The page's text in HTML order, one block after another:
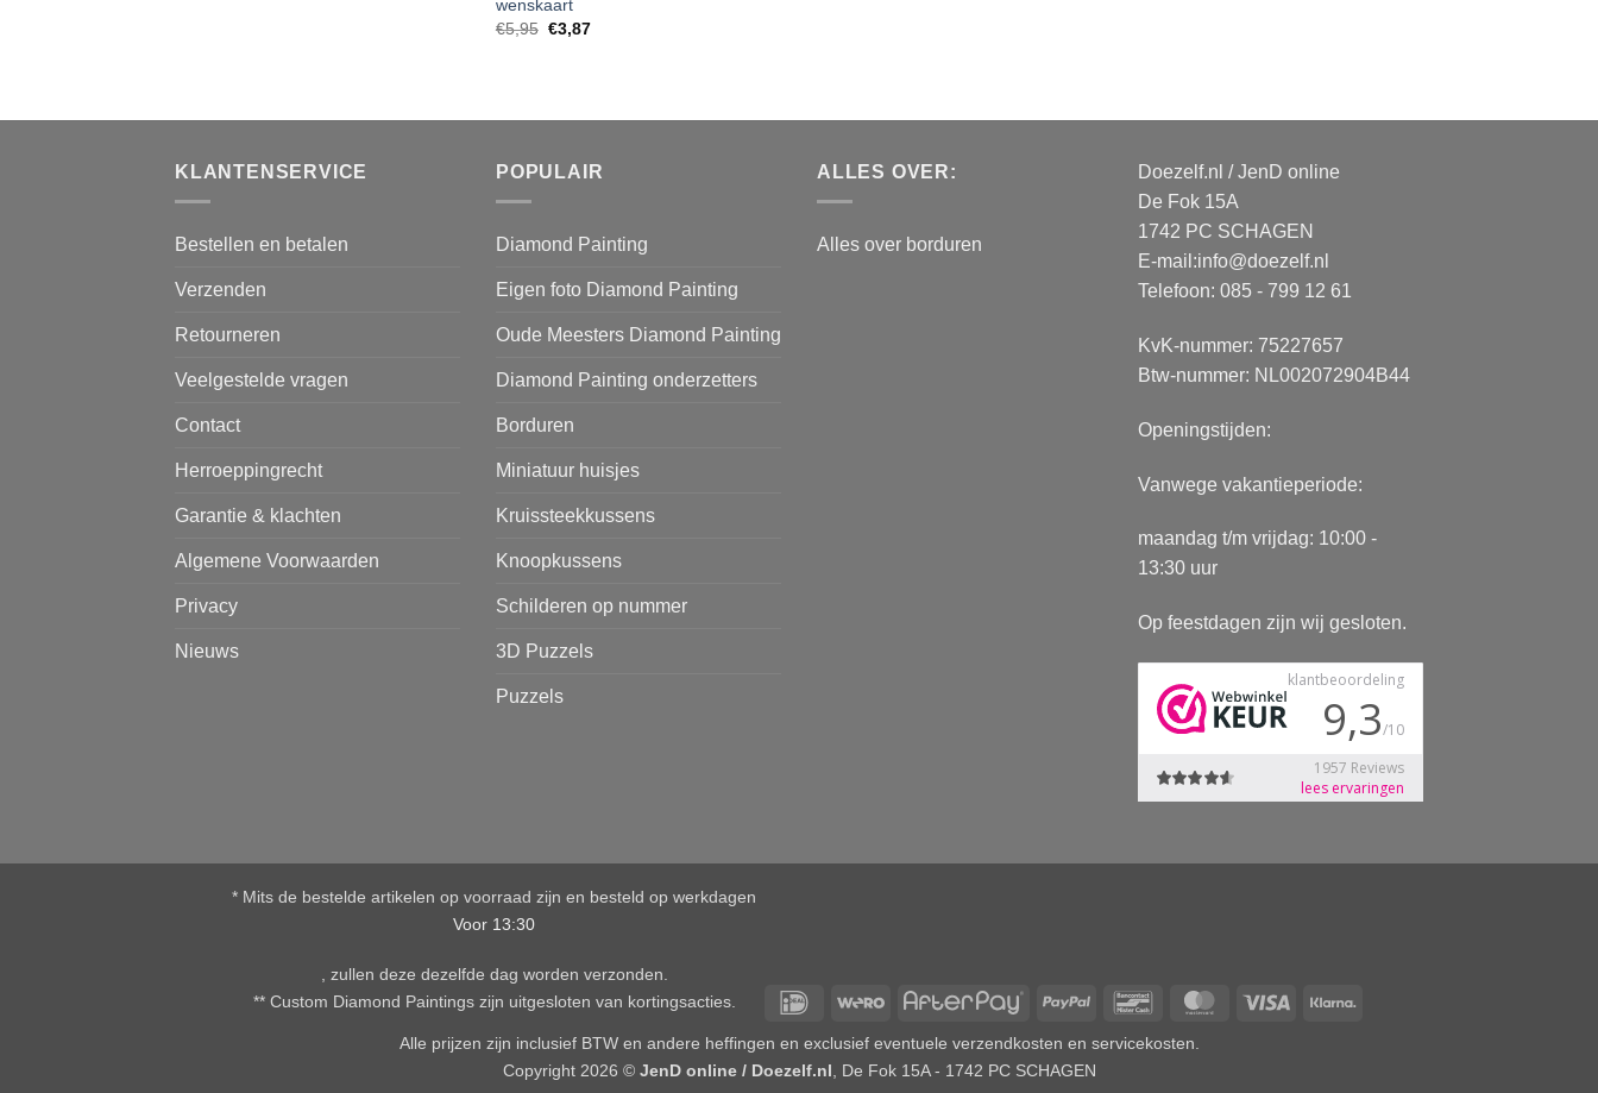
wenskaart
€5,95 €3,87
KLANTENSERVICE
Bestellen en betalen
Verzenden
Retourneren
Veelgestelde vragen
Contact
Herroeppingrecht
Garantie & klachten
Algemene Voorwaarden
Privacy
Nieuws
POPULAIR
Diamond Painting
Eigen foto Diamond Painting
Oude Meesters Diamond Painting
Diamond Painting onderzetters
Borduren
Miniatuur huisjes
Kruissteekkussens
Knoopkussens
Schilderen op nummer
3D Puzzels
Puzzels
ALLES OVER:
Alles over borduren
Doezelf.nl / JenD online
De Fok 15A
1742 PC SCHAGEN
E-mail:info@doezelf.nl
Telefoon: 085 - 799 12 61
KvK-nummer: 75227657
Btw-nummer: NL002072904B44
Openingstijden:
Vanwege vakantieperiode:
maandag t/m vrijdag: 10:00 -
13:30 uur
Op feestdagen zijn wij gesloten.
* Mits de bestelde artikelen op voorraad zijn en besteld op werkdagen
Voor 13:30
, zullen deze dezelfde dag worden verzonden.
** Custom Diamond Paintings zijn uitgesloten van kortingsacties.
IDeal Wero AfterPayPayPal BancontactMasterCard
Visa
Alle prijzen zijn inclusief BTW en andere heffingen en exclusief eventuele verzendkosten en servicekosten.
Copyright 2026 © JenD online / Doezelf.nl, De Fok 15A - 1742 PC SCHAGEN